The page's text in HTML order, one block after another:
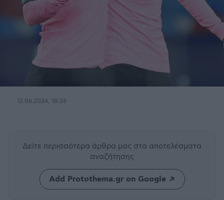
12.06.2026, 18:26
Δείτε περισσότερα άρθρα μας στα αποτελέσματα
αναζήτησης
Add Protothema.gr on Google